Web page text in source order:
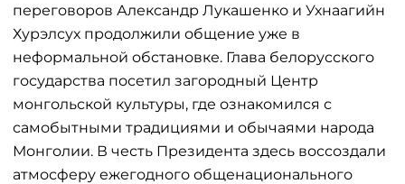
переговоров Александр Лукашенко и Ухнаагийн
Хурэлсух продолжили общение уже в
неформальной обстановке. Глава белорусского
государства посетил загородный Центр
монгольской культуры, где ознакомился с
самобытными традициями и обычаями народа
Монголии. В честь Президента здесь воссоздали
атмосферу ежегодного общенационального